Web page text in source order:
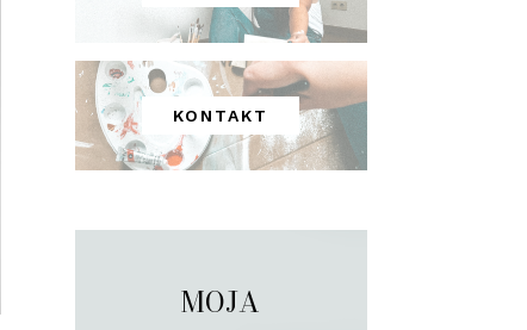
KONTAKT
MOJA